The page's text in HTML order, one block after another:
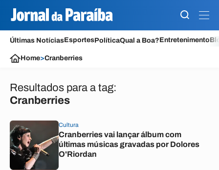
Últimas NotíciasEsportesPolíticaQual a Boa?Entretenimento
Home>Cranberries
Resultados para a tag:
Cranberries
Cultura
Cranberries vai lançar álbum com
últimas músicas gravadas por Dolores
O'Riordan